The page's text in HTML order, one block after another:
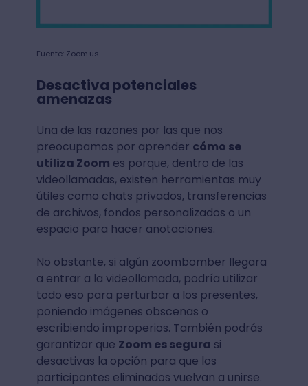
Fuente: Zoom.us
Desactiva potenciales
amenazas
Una de las razones por las que nos
preocupamos por aprender cómo se
utiliza Zoom es porque, dentro de las
videollamadas, existen herramientas muy
útiles como chats privados, transferencias
de archivos, fondos personalizados o un
espacio para hacer anotaciones.
No obstante, si algún zoombomber llegara
a entrar a la videollamada, podría utilizar
todo eso para perturbar a los presentes,
poniendo imágenes obscenas o
escribiendo improperios. También podrás
garantizar que Zoom es segura si
desactivas la opción para que los
participantes eliminados vuelvan a unirse.